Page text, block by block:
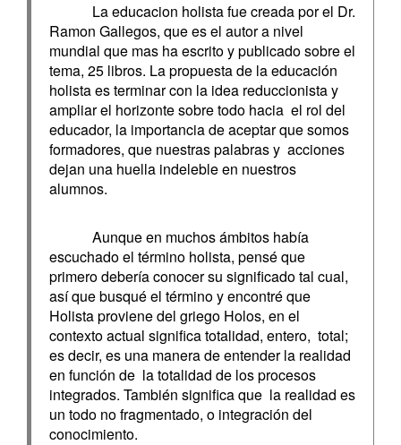
La educacion holista fue creada por el Dr.
Ramon Gallegos, que es el autor a nivel
mundial que mas ha escrito y publicado sobre el
tema, 25 libros. La propuesta de la educación
holista es terminar con la idea reduccionista y
ampliar el horizonte sobre todo hacia el rol del
educador, la importancia de aceptar que somos
formadores, que nuestras palabras y acciones
dejan una huella indeleble en nuestros
alumnos.
Aunque en muchos ámbitos había
escuchado el término holista, pensé que
primero debería conocer su significado tal cual,
así que busqué el término y encontré que
Holista proviene del griego Holos, en el
contexto actual significa totalidad, entero, total;
es decir, es una manera de entender la realidad
en función de la totalidad de los procesos
integrados. También significa que la realidad es
un todo no fragmentado, o integración del
conocimiento.